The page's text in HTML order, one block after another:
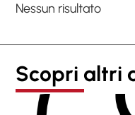
Nessun risultato
Scopri altri